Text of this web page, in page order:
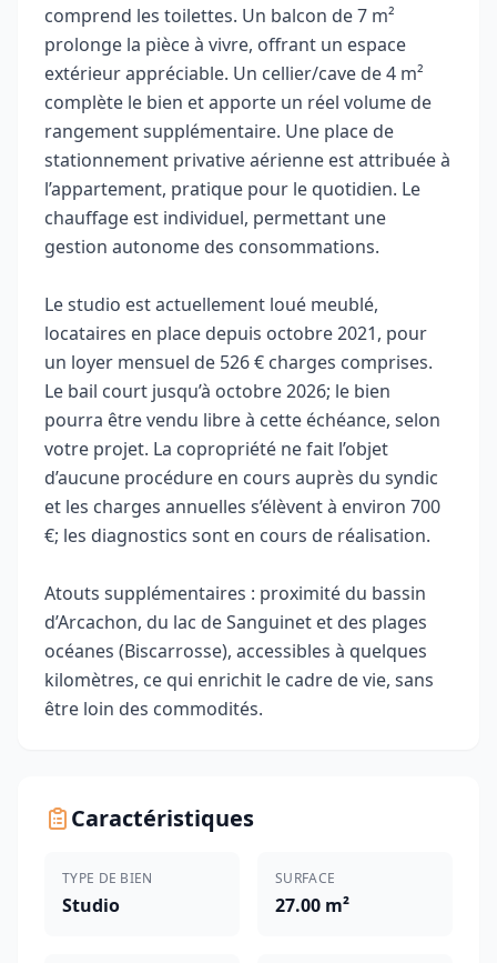
comprend les toilettes. Un balcon de 7 m²
prolonge la pièce à vivre, offrant un espace
extérieur appréciable. Un cellier/cave de 4 m²
complète le bien et apporte un réel volume de
rangement supplémentaire. Une place de
stationnement privative aérienne est attribuée à
l’appartement, pratique pour le quotidien. Le
chauffage est individuel, permettant une
gestion autonome des consommations.
Le studio est actuellement loué meublé,
locataires en place depuis octobre 2021, pour
un loyer mensuel de 526 € charges comprises.
Le bail court jusqu’à octobre 2026; le bien
pourra être vendu libre à cette échéance, selon
votre projet. La copropriété ne fait l’objet
d’aucune procédure en cours auprès du syndic
et les charges annuelles s’élèvent à environ 700
€; les diagnostics sont en cours de réalisation.
Atouts supplémentaires : proximité du bassin
d’Arcachon, du lac de Sanguinet et des plages
océanes (Biscarrosse), accessibles à quelques
kilomètres, ce qui enrichit le cadre de vie, sans
être loin des commodités.
Caractéristiques
TYPE DE BIEN
Studio
SURFACE
27.00 m²